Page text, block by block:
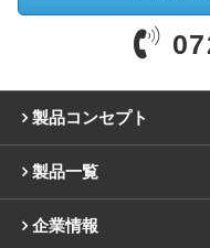
製品コンセプト
製品一覧
企業情報